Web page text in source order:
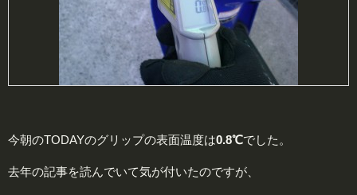
今朝のTODAYのグリップの表面温度は0.8℃でした。
去年の記事を読んでいて気が付いたのですが、